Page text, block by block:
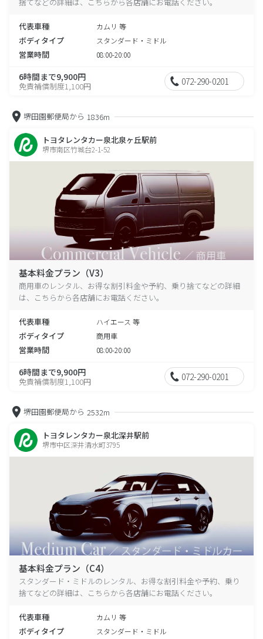
代表車種 カムリ 等
ボディタイプ スタンダード・ミドル
営業時間 08:00-20:00
6時間まで9,900円
免責補償制度1,100円 072-290-0201
堺田園郵便局から 1836m
トヨタレンタカー泉北泉ヶ丘駅前
堺市南区竹城台2-1-52
基本料金プラン（V3）
商用車のレンタル、お得な割引料金や予約、乗り捨てなどの詳細
は、こちらから各店舗にお電話ください。
代表車種 ハイエース 等
ボディタイプ 商用車
営業時間 08:00-20:00
6時間まで9,900円
免責補償制度1,100円 072-290-0201
堺田園郵便局から 2532m
トヨタレンタカー泉北深井駅前
堺市中区深井清水町3795
基本料金プラン（C4）
スタンダード・ミドルのレンタル、お得な割引料金や予約、乗り
捨てなどの詳細は、こちらから各店舗にお電話ください。
代表車種 カムリ 等
ボディタイプ スタンダード・ミドル